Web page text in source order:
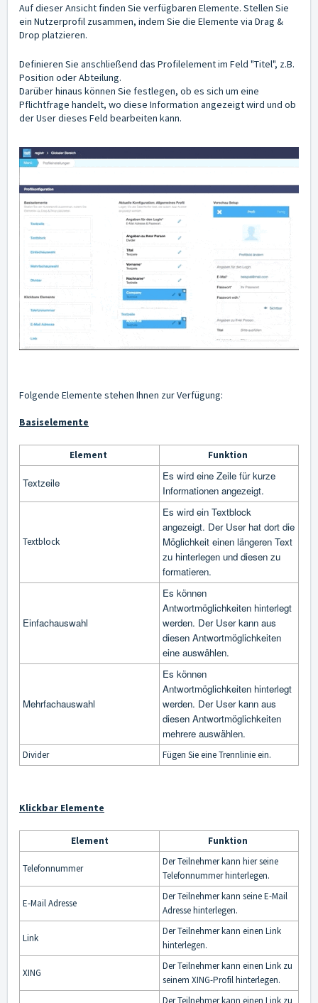
Auf dieser Ansicht finden Sie verfügbaren Elemente. Stellen Sie
ein Nutzerprofil zusammen, indem Sie die Elemente via Drag &
Drop platzieren.
Definieren Sie anschließend das Profilelement im Feld "Titel", z.B.
Position oder Abteilung.
Darüber hinaus können Sie festlegen, ob es sich um eine
Pflichtfrage handelt, wo diese Information angezeigt wird und ob
der User dieses Feld bearbeiten kann.
Folgende Elemente stehen Ihnen zur Verfügung:
Basiselemente
Element Funktion
Textzeile
Es wird eine Zeile für kurze
Informationen angezeigt.
Textblock
Es wird ein Textblock
angezeigt. Der User hat dort die
Möglichkeit einen längeren Text
zu hinterlegen und diesen zu
formatieren.
Einfachauswahl
Es können
Antwortmöglichkeiten hinterlegt
werden. Der User kann aus
diesen Antwortmöglichkeiten
eine auswählen.
Mehrfachauswahl
Es können
Antwortmöglichkeiten hinterlegt
werden. Der User kann aus
diesen Antwortmöglichkeiten
mehrere auswählen.
Divider Fügen Sie eine Trennlinie ein.
Klickbar Elemente
Element Funktion
Telefonnummer
Der Teilnehmer kann hier seine
Telefonnummer hinterlegen.
E-Mail Adresse
Der Teilnehmer kann seine E-Mail
Adresse hinterlegen.
Link
Der Teilnehmer kann einen Link
hinterlegen.
XING
Der Teilnehmer kann einen Link zu
seinem XING-Profil hinterlegen.
Der Teilnehmer kann einen Link zu